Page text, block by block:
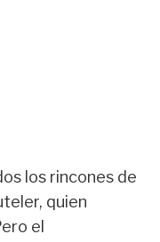
los rincones de
quien
el